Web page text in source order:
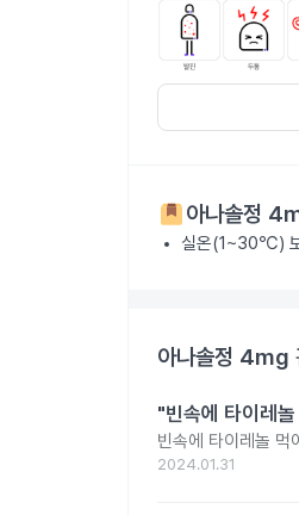
아나솔정
실온(1~30℃)
아나솔정 4mg
"빈속에 타이레
빈속에 타이레놀 먹
2024.01.31